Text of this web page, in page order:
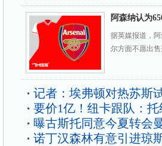
阿森纳认为
据英媒报道，
尔方面不愿出
记者：埃弗顿对热苏斯
要价1亿！纽卡跟队：
曝古斯托同意今夏转会
诺丁汉森林有意引进琼